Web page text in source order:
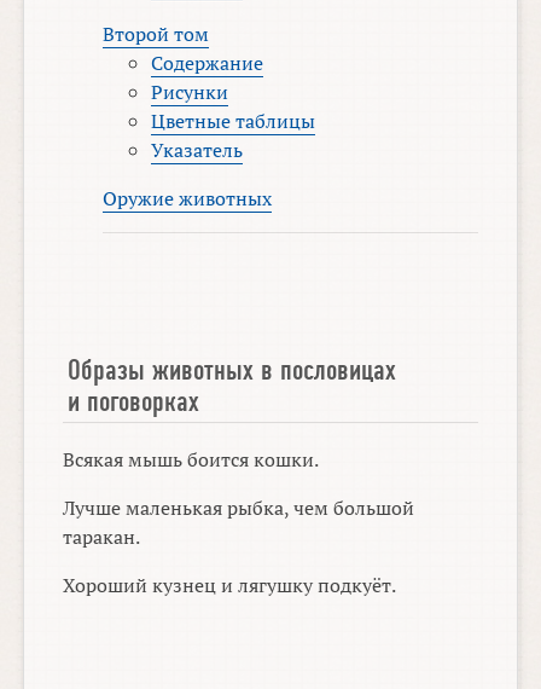
Второй том
Содержание
Рисунки
Цветные таблицы
Указатель
Оружие животных
Образы животных в пословицах
и поговорках
Всякая мышь боится кошки.
Лучше маленькая рыбка, чем большой
таракан.
Хороший кузнец и лягушку подкуёт.